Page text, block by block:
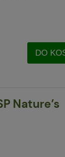
DO
Nature’s